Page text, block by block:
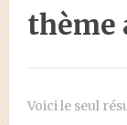
thème
Voici le seul